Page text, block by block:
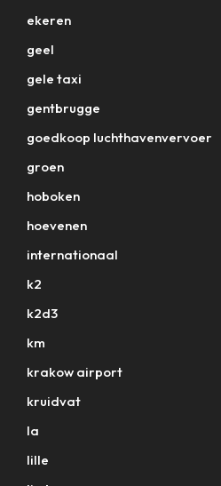
ekeren
geel
gele taxi
gentbrugge
goedkoop luchthavenvervoer
groen
hoboken
hoevenen
internationaal
k2
k2d3
km
krakow airport
kruidvat
la
lille